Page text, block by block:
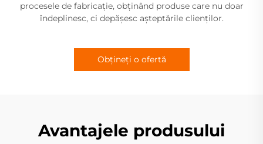
procesele de fabricație, obținând produse care nu doar
îndeplinesc, ci depășesc așteptările clienților.
Obțineți o ofertă
Avantajele produsului